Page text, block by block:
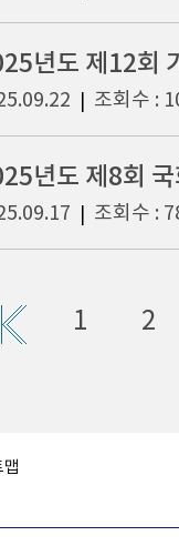
년도 제12회
조회수 :
조회수 :
1 2